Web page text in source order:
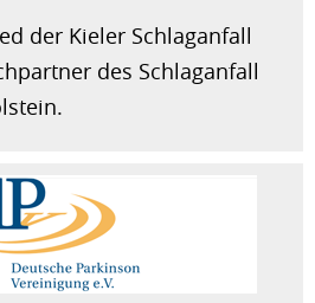
der Kieler Schlaganfall
des Schlaganfall